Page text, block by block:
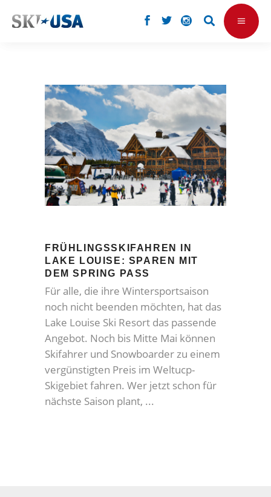
FRÜHLINGSSKIFAHREN IN
LAKE LOUISE: SPAREN MIT
DEM SPRING PASS
Für alle, die ihre Wintersportsaison
noch nicht beenden möchten, hat das
Lake Louise Ski Resort das passende
Angebot. Noch bis Mitte Mai können
Skifahrer und Snowboarder zu einem
vergünstigten Preis im Weltucp-
Skigebiet fahren. Wer jetzt schon für
nächste Saison plant,